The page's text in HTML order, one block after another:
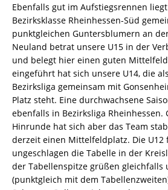
Ebenfalls gut im Aufstiegsrennen
Bezirksklasse Rheinhessen-Süd
punktgleichen Guntersblumern an
Neuland betrat unsere U15 in der
und belegt hier einen guten
eingeführt hat sich unsere U14, die
Bezirksliga gemeinsam mit
Platz steht. Eine durchwachsene
ebenfalls in Bezirksliga Rheinhessen.
Hinrunde hat sich aber das Team
derzeit einen Mittelfeldplatz. Die
ungeschlagen die Tabelle in der
der Tabellenspitze grüßen gleichfalls
(punktgleich mit dem